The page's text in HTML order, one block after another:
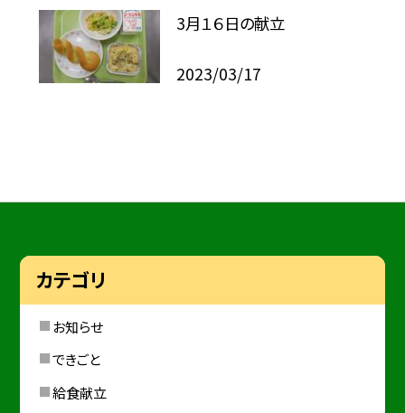
3月１６日の献立
2023/03/17
カテゴリ
お知らせ
できごと
給食献立